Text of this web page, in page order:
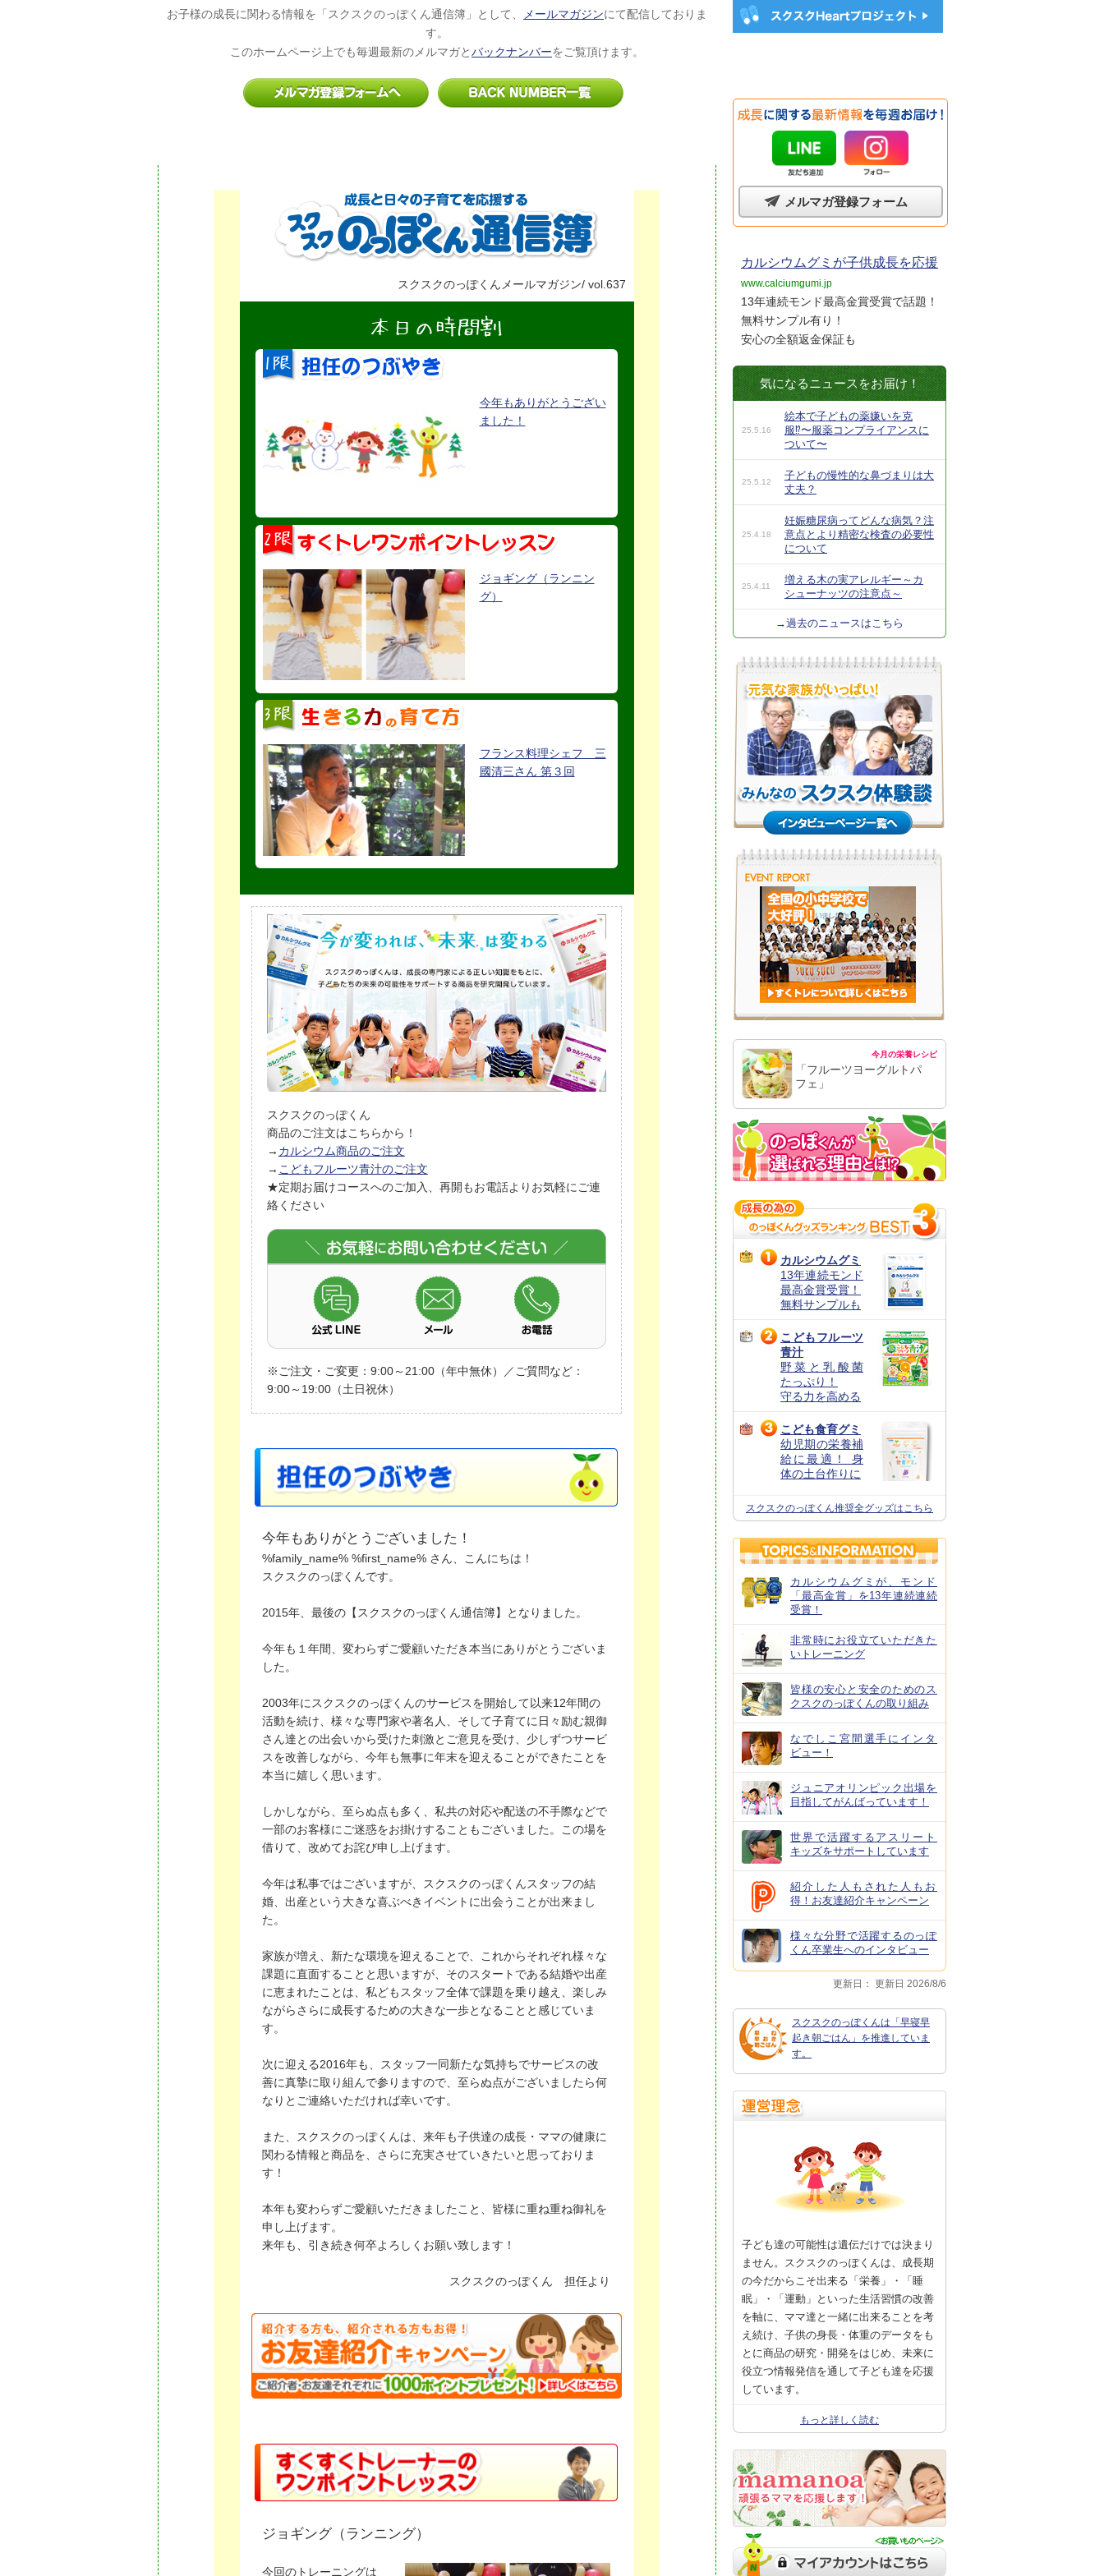
お子様の成長に関わる情報を「スクスクのっぽくん通信簿」として、 メールマガジンにて配信しておりま
す。
このホームページ上でも毎週最新のメルマガとバックナンバーをご覧頂けます。
スクスクのっぽくんメールマガジン/ vol.637
今年もありがとうござい
ました！
ジョギング（ランニン
グ）
フランス料理シェフ 三
國清三さん 第３回
スクスクのっぽくん
商品のご注文はこちらから！
→ カルシウム商品のご注文
→ こどもフルーツ青汁のご注文
★定期お届けコースへのご加入、再開もお電話よりお気軽にご連
絡ください
※ご注文・ご変更：9:00～21:00（年中無休）／ご質問など：
9:00～19:00（土日祝休）
今年もありがとうございました！
%family_name% %first_name% さん、こんにちは！
スクスクのっぽくんです。
2015年、最後の【スクスクのっぽくん通信簿】となりました。
今年も１年間、変わらずご愛顧いただき本当にありがとうございま
した。
2003年にスクスクのっぽくんのサービスを開始して以来12年間の
活動を続け、様々な専門家や著名人、そして子育てに日々励む親御
さん達との出会いから受けた刺激とご意見を受け、少しずつサービ
スを改善しながら、今年も無事に年末を迎えることができたことを
本当に嬉しく思います。
しかしながら、至らぬ点も多く、私共の対応や配送の不手際などで
一部のお客様にご迷惑をお掛けすることもございました。この場を
借りて、改めてお詫び申し上げます。
今年は私事ではございますが、スクスクのっぽくんスタッフの結
婚、出産という大きな喜ぶべきイベントに出会うことが出来まし
た。
家族が増え、新たな環境を迎えることで、これからそれぞれ様々な
課題に直面することと思いますが、そのスタートである結婚や出産
に恵まれたことは、私どもスタッフ全体で課題を乗り越え、楽しみ
ながらさらに成長するための大きな一歩となることと感じていま
す。
次に迎える2016年も、スタッフ一同新たな気持ちでサービスの改
善に真摯に取り組んで参りますので、至らぬ点がございましたら何
なりとご連絡いただければ幸いです。
また、スクスクのっぽくんは、来年も子供達の成長・ママの健康に
関わる情報と商品を、さらに充実させていきたいと思っておりま
す！
本年も変わらずご愛顧いただきましたこと、皆様に重ね重ね御礼を
申し上げます。
来年も、引き続き何卒よろしくお願い致します！
スクスクのっぽくん 担任より
ジョギング（ランニング）
今回のトレーニングは
メルマガ登録フォーム
カルシウムグミが子供成長を応援
www.calciumgumi.jp
13年連続モンド最高金賞受賞で話題！
無料サンプル有り！
安心の全額返金保証も
気になるニュースをお届け！
25.5.16
絵本で子どもの薬嫌いを克
服⁉︎〜服薬コンプライアンスに
ついて〜
25.5.12
子どもの慢性的な鼻づまりは大
丈夫？
25.4.18
妊娠糖尿病ってどんな病気？注
意点とより精密な検査の必要性
について
25.4.11
増える木の実アレルギー～カ
シューナッツの注意点～
→過去のニュースはこちら
今月の栄養レシピ
「フルーツヨーグルトパ
フェ」
カルシウムグミ
13年連続モンド
最高金賞受賞！
無料サンプルも
こどもフルーツ
青汁
野菜と乳酸菌
たっぷり！
守る力を高める
こども食育グミ
幼児期の栄養補
給に最適！ 身
体の土台作りに
スクスクのっぽくん推奨全グッズはこちら
カルシウムグミが、モンド
「最高金賞」を13年連続連続
受賞！
非常時にお役立ていただきた
いトレーニング
皆様の安心と安全のためのス
クスクのっぽくんの取り組み
なでしこ宮間選手にインタ
ビュー！
ジュニアオリンピック出場を
目指してがんばっています！
世界で活躍するアスリート
キッズをサポートしています
紹介した人もされた人もお
得！お友達紹介キャンペーン
様々な分野で活躍するのっぽ
くん卒業生へのインタビュー
更新日： 更新日 2026/8/6
スクスクのっぽくんは「早寝早
起き朝ごはん」を推進していま
す。
子ども達の可能性は遺伝だけでは決まり
ません。スクスクのっぽくんは、成長期
の今だからこそ出来る「栄養」・「睡
眠」・「運動」といった生活習慣の改善
を軸に、ママ達と一緒に出来ることを考
え続け、子供の身長・体重のデータをも
とに商品の研究・開発をはじめ、未来に
役立つ情報発信を通して子ども達を応援
しています。
もっと詳しく読む